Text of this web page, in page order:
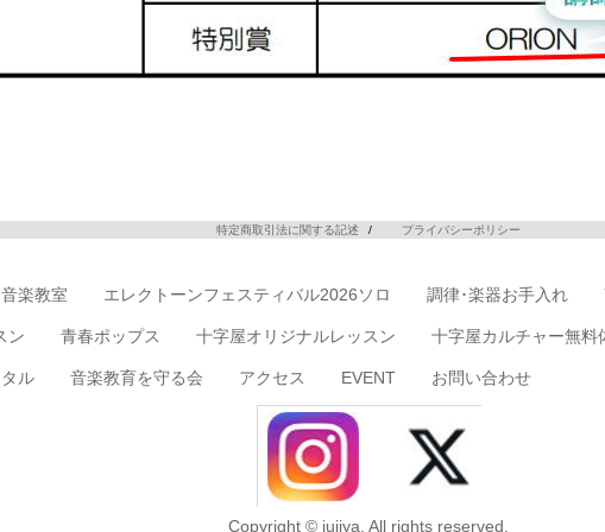
特定商取引法に関する記述 プライバシーポリシー
楽教室 エレクトーンフェスティバル2026ソロ 調律･楽器お手入れ
ン 青春ポップス 十字屋オリジナルレッスン 十字屋カルチャー無料
ル 音楽教育を守る会 アクセス EVENT お問い合わせ
Copyright © jujiya, All rights reserved.